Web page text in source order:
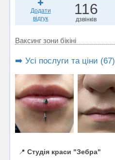
Додати
відгук
116
дзвінків
Ваксинг зони бікіні
➡️ Усі послуги та ціни (67)
📍 Студія краси "Зебра"